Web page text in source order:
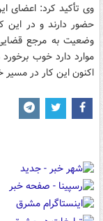
وی تأکید کرد: اعضای
حضور دارند و در این
وضعیت به مرجع
موارد دارد خوب
اکنون این کار در مسیر